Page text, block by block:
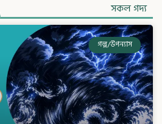
সকল গদ্য
গল্প/উপন্যাস